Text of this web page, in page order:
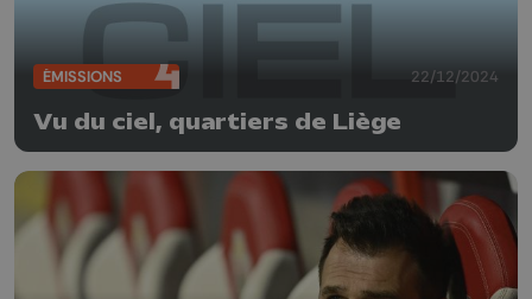
ÉMISSIONS 22/12/2024
Vu du ciel, quartiers de Liège